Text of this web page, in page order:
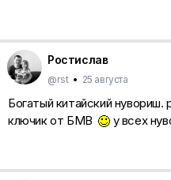
Ростислав
@rst • 25 августа
Богатый китайский нувориш.
ключик от БМВ
у всех